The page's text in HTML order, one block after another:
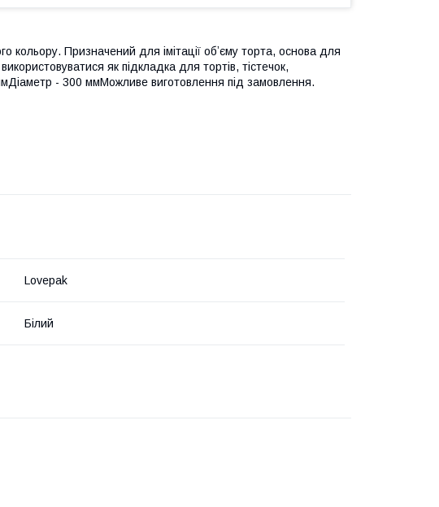
кольору. Призначений для імітації обʼєму торта, основа для
як підкладка для тортів, тістечок,
- 300 ммМожливе виготовлення під замовлення.
Lovepak
Білий